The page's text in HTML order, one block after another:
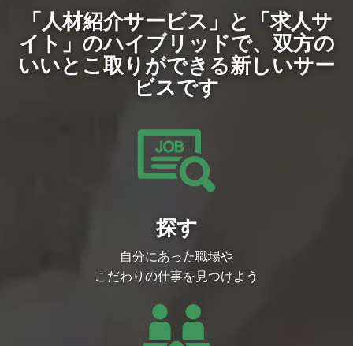
「人材紹介サービス」と「求人サ
イト」のハイブリッドで、双方の
いいとこ取りができる新しいサー
ビスです
探す
自分にあった職場や
こだわりの仕事を見つけよう